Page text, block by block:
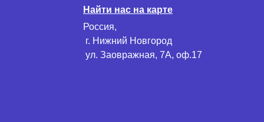
Найти нас на карте
Россия,
г. Нижний Новгород
ул. Заовражная, 7А, оф.17